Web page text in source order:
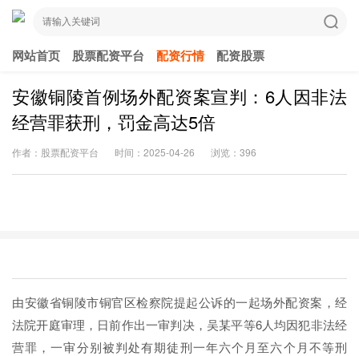
网站首页 股票配资平台 配资行情 配资股票
安徽铜陵首例场外配资案宣判：6人因非法
经营罪获刑，罚金高达5倍
作者：股票配资平台 时间：2025-04-26 浏览：396
由安徽省铜陵市铜官区检察院提起公诉的一起场外配资案，经
法院开庭审理，日前作出一审判决，吴某平等6人均因犯非法经
营罪，一审分别被判处有期徒刑一年六个月至六个月不等刑